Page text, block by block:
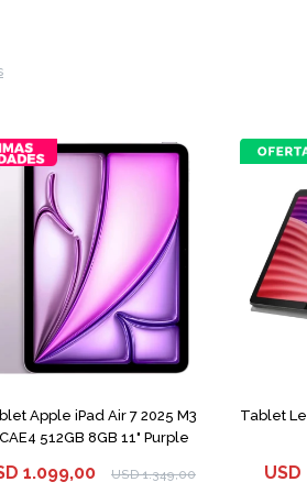
Apple iPad Air 7 2025 M3
512GB 8GB 11" Purple
1.099,00 USD 1.349,00
Tablet
USD